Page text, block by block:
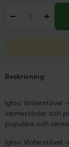
- +
Beskrivning
Igloo Vinterstövel
värmestövlar och
populära och
Igloo Vinterstövel